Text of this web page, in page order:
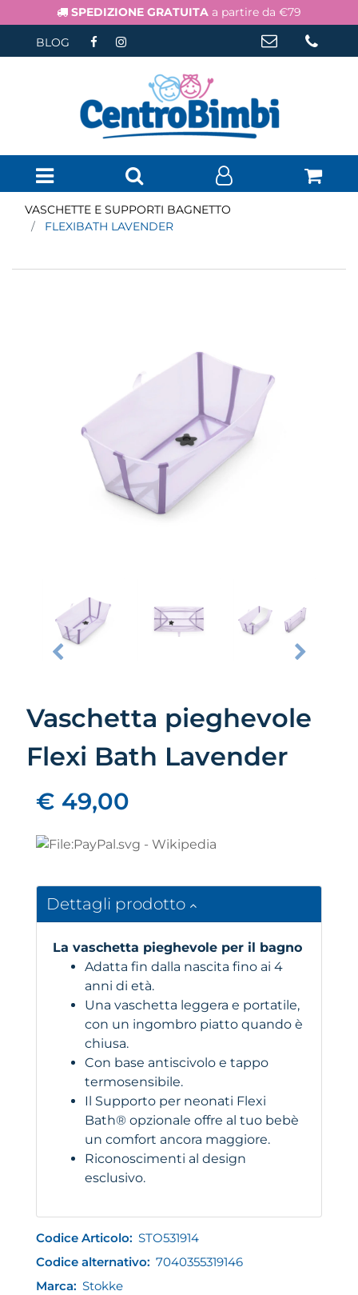
SPEDIZIONE GRATUITA a partire da €79
BLOG
Open menu
VASCHETTE E SUPPORTI BAGNETTO
FLEXIBATH LAVENDER
Vaschetta pieghevole
Flexi Bath Lavender
€ 49,00
Dettagli prodotto
La vaschetta pieghevole per il bagno
Adatta fin dalla nascita fino ai 4
anni di età.
Una vaschetta leggera e portatile,
con un ingombro piatto quando è
chiusa.
Con base antiscivolo e tappo
termosensibile.
Il Supporto per neonati Flexi
Bath® opzionale offre al tuo bebè
un comfort ancora maggiore.
Riconoscimenti al design
esclusivo.
Codice Articolo: STO531914
Codice alternativo: 7040355319146
Marca: Stokke